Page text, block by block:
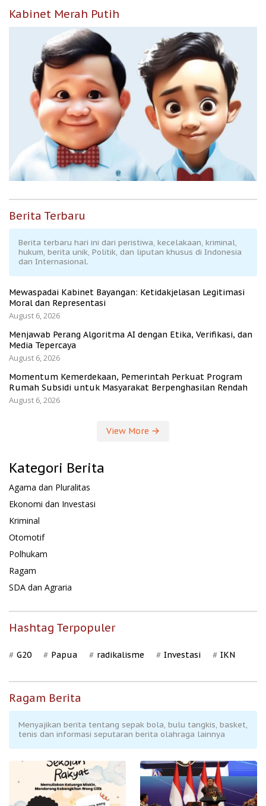
Kabinet Merah Putih
Berita Terbaru
Berita terbaru hari ini dari peristiwa, kecelakaan, kriminal,
hukum, berita unik, Politik, dan liputan khusus di Indonesia
dan Internasional.
Mewaspadai Kabinet Bayangan: Ketidakjelasan Legitimasi
Moral dan Representasi
August 6, 2026
Menjawab Perang Algoritma AI dengan Etika, Verifikasi, dan
Media Tepercaya
August 6, 2026
Momentum Kemerdekaan, Pemerintah Perkuat Program
Rumah Subsidi untuk Masyarakat Berpenghasilan Rendah
August 6, 2026
View More
Kategori Berita
Agama dan Pluralitas
Ekonomi dan Investasi
Kriminal
Otomotif
Polhukam
Ragam
SDA dan Agraria
Hashtag Terpopuler
G20 Papua radikalisme Investasi IKN
Ragam Berita
Menyajikan berita tentang sepak bola, bulu tangkis, basket,
tenis dan informasi seputaran berita olahraga lainnya